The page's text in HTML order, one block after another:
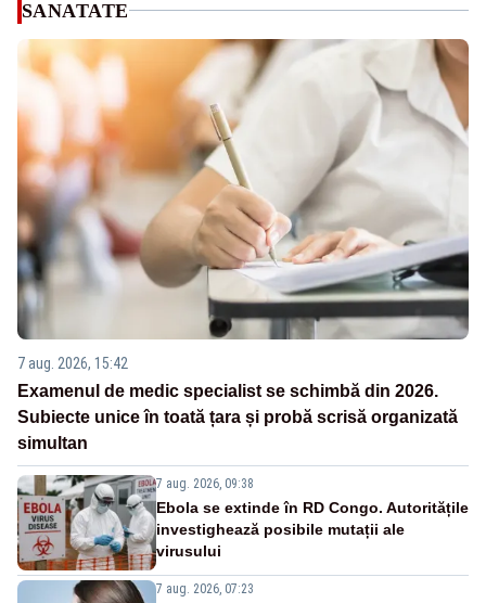
SANATATE
7 aug. 2026, 15:42
Examenul de medic specialist se schimbă din 2026.
Subiecte unice în toată țara și probă scrisă organizată
simultan
7 aug. 2026, 09:38
Ebola se extinde în RD Congo. Autoritățile
investighează posibile mutații ale
virusului
7 aug. 2026, 07:23